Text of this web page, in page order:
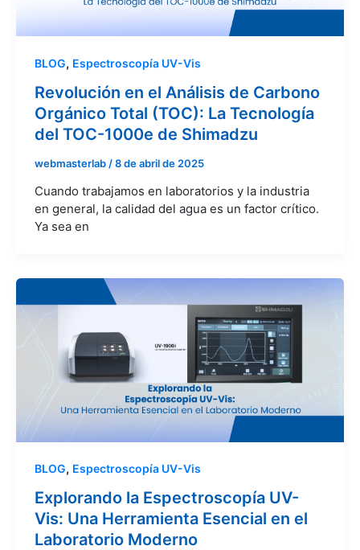
BLOG, Espectroscopía UV-Vis
Revolución en el Análisis de Carbono
Orgánico Total (TOC): La Tecnología
del TOC-1000e de Shimadzu
webmasterlab /8 de abril de 2025
Cuando trabajamos en laboratorios y la industria
en general, la calidad del agua es un factor crítico.
Ya sea en
BLOG, Espectroscopía UV-Vis
Explorando la Espectroscopía UV-
Vis: Una Herramienta Esencial en el
Laboratorio Moderno